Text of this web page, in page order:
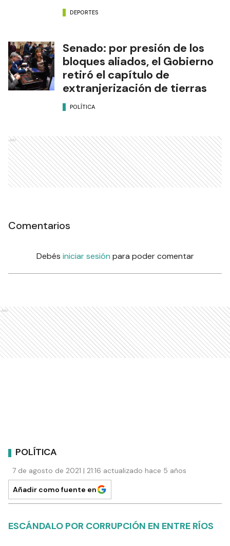
DEPORTES
Senado: por presión de los
bloques aliados, el Gobierno
retiró el capítulo de
extranjerización de tierras
POLÍTICA
Ads
Comentarios
Debés iniciar sesión para poder comentar
Ads
POLÍTICA
7 de agosto de 2021 | 21:16 actualizado hace 5 años
Añadir como fuente en
ESCÁNDALO POR CORRUPCIÓN EN ENTRE RÍOS